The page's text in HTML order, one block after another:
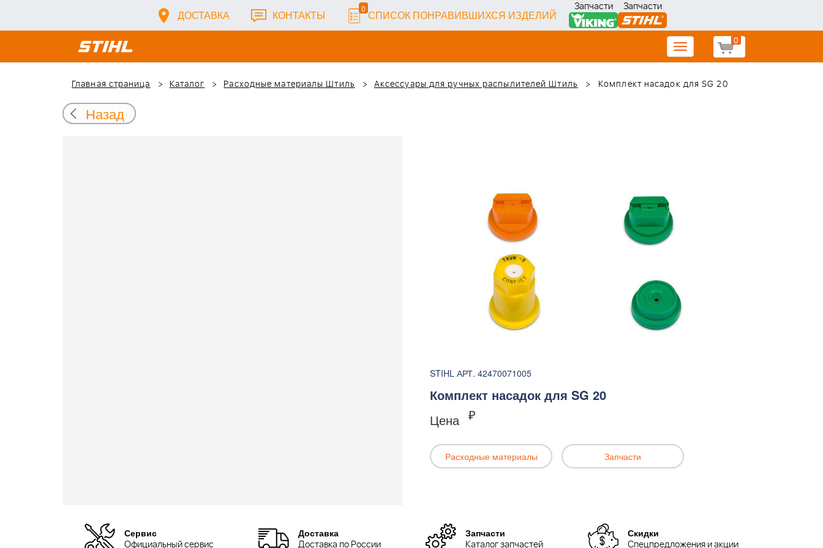
ДОСТАВКА КОНТАКТЫ 0 СПИСОК ПОНРАВИВШИХСЯ ИЗДЕЛИЙ
Запчасти Запчасти
0
Toggle
navigation
Главная страница
Каталог Расходные материалы Штиль Аксессуары для ручных распылителей Штиль Комплект насадок для SG 20
Назад
STIHL АРТ. 42470071005
Комплект насадок для SG 20
Цена ₽
Расходные материалы Запчасти
Сервис
Официальный сервис
Доставка
Доставка по России
Запчасти
Каталог запчастей
Скидки
Спецпредложения и акции